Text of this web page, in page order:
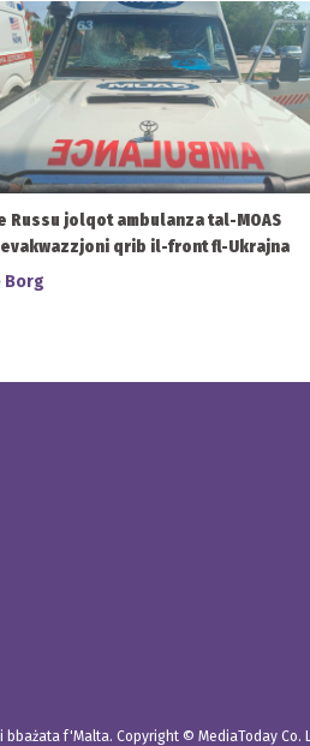
Russu jolqot ambulanza tal-MOAS
qrib il-front fl-Ukrajna
Borg
f'Malta. Copyright © MediaToday